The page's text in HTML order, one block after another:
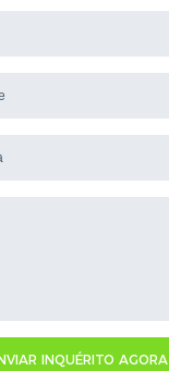
INQUÉRITO AGORA